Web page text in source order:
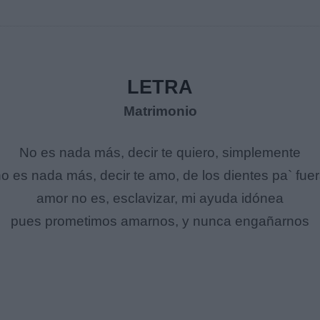
LETRA
Matrimonio
No es nada más, decir te quiero, simplemente
es nada más, decir te amo, de los dientes pa`
amor no es, esclavizar, mi ayuda idónea
pues prometimos amarnos, y nunca engañarnos